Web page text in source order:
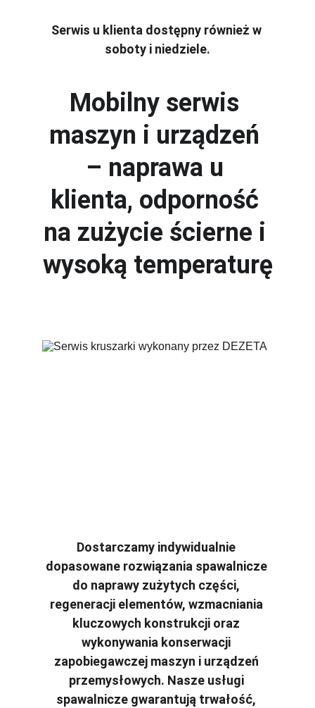
Serwis u klienta dostępny również w
soboty i niedziele.
Mobilny serwis
maszyn i urządzeń
– naprawa u
klienta, odporność
na zużycie ścierne i
wysoką temperaturę
Dostarczamy indywidualnie
dopasowane rozwiązania spawalnicze
do naprawy zużytych części,
regeneracji elementów, wzmacniania
kluczowych konstrukcji oraz
wykonywania konserwacji
zapobiegawczej maszyn i urządzeń
przemysłowych. Nasze usługi
spawalnicze gwarantują trwałość,